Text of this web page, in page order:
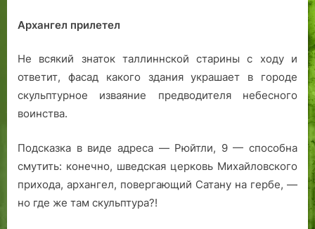
Архангел прилетел
Не всякий знаток таллиннской старины с ходу и
ответит, фасад какого здания украшает в городе
скульптурное изваяние предводителя небесного
воинства.
Подсказка в виде адреса — Рюйтли, 9 — способна
смутить: конечно, шведская церковь Михайловского
прихода, архангел, повергающий Сатану на гербе, —
но где же там скульптура?!